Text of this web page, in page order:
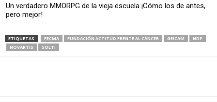
Un verdadero MMORPG de la vieja escuela ¡Cómo los de antes,
pero mejor!
ETIQUETAS FECMA FUNDACIÓN ACTITUD FRENTE AL CÁNCER GEICAM
NDP
NOVARTIS
SOLTI